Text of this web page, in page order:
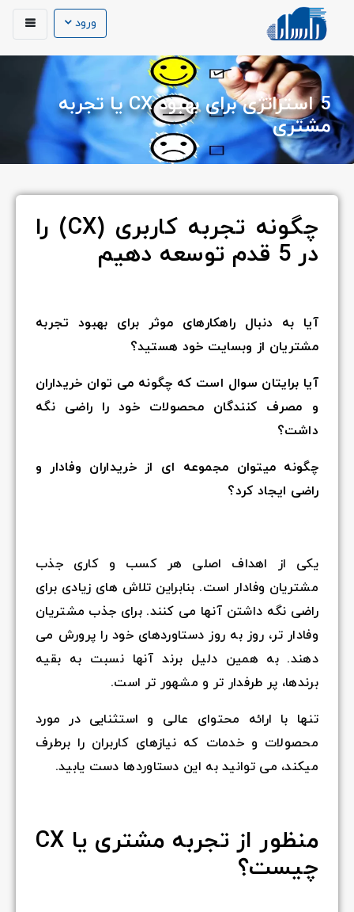
ورود
5 استراتژی برای بهبود CX یا تجربه
مشتری
چگونه تجربه کاربری (CX) را
در 5 قدم توسعه دهیم
آیا به دنبال راهکارهای موثر برای بهبود تجربه
مشتریان از وبسایت خود هستید؟
آیا برایتان سوال است که چگونه می توان خریداران
و مصرف کنندگان محصولات خود را راضی نگه
داشت؟
چگونه میتوان مجموعه ای از خریداران وفادار و
راضی ایجاد کرد؟
یکی از اهداف اصلی هر کسب و کاری جذب
مشتریان وفادار است. بنابراین تلاش های زیادی برای
راضی نگه داشتن آنها می کنند. برای جذب مشتریان
وفادار تر، روز به روز دستاوردهای خود را پرورش می
دهند. به همین دلیل برند آنها نسبت به بقیه
برندها، پر طرفدار تر و مشهور تر است.
تنها با ارائه محتوای عالی و استثنایی در مورد
محصولات و خدمات که نیازهای کاربران را برطرف
میکند، می توانید به این دستاوردها دست یابید.
منظور از تجربه مشتری یا CX
چیست؟